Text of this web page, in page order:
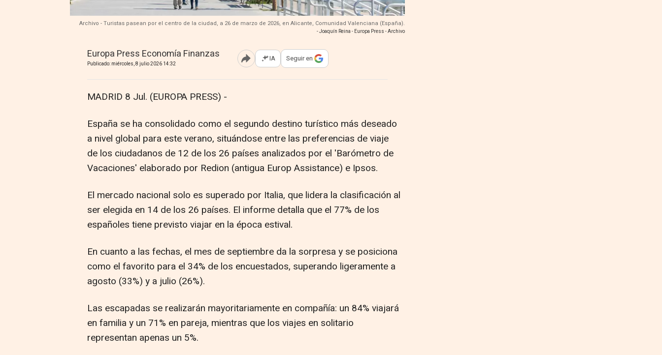
Archivo - Turistas pasean por el centro de la ciudad, a 26 de marzo de 2026, en Alicante, Comunidad Valenciana (España).
- Joaquín Reina - Europa Press - Archivo
Europa Press Economía Finanzas
Publicado: miércoles, 8 julio 2026 14:32 Abrir opciones para compartir
IA Seguir en
MADRID 8 Jul. (EUROPA PRESS) -
España se ha consolidado como el segundo destino turístico más deseado
a nivel global para este verano, situándose entre las preferencias de viaje
de los ciudadanos de 12 de los 26 países analizados por el 'Barómetro de
Vacaciones' elaborado por Redion (antigua Europ Assistance) e Ipsos.
El mercado nacional solo es superado por Italia, que lidera la clasificación al
ser elegida en 14 de los 26 países. El informe detalla que el 77% de los
españoles tiene previsto viajar en la época estival.
En cuanto a las fechas, el mes de septiembre da la sorpresa y se posiciona
como el favorito para el 34% de los encuestados, superando ligeramente a
agosto (33%) y a julio (26%).
Las escapadas se realizarán mayoritariamente en compañía: un 84% viajará
en familia y un 71% en pareja, mientras que los viajes en solitario
representan apenas un 5%.